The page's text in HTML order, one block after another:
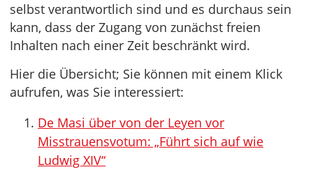
selbst verantwortlich sind und es durchaus sein
kann, dass der Zugang von zunächst freien
Inhalten nach einer Zeit beschränkt wird.
Hier die Übersicht; Sie können mit einem Klick
aufrufen, was Sie interessiert:
De Masi über von der Leyen vor
Misstrauensvotum: „Führt sich auf wie
Ludwig XIV“